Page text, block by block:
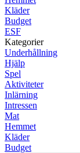
Kläder
Budget
ESF
Kategorier
Underhållning
Hjälp
Spel
Aktiviteter
Inlärning
Intressen
Mat
Hemmet
Kläder
Budget